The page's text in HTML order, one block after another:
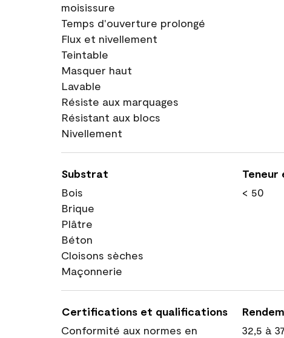
moisissure
Temps d'ouverture prolongé
Flux et nivellement
Teintable
Masquer haut
Lavable
Résiste aux marquages
Résistant aux blocs
Nivellement
Substrat
Bois
Brique
Plâtre
Béton
Cloisons sèches
Maçonnerie
Teneur
< 50
Certifications et qualifications
Conformité aux normes en
32,5 à